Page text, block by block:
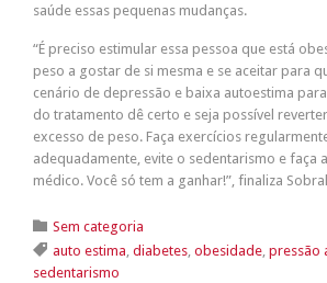
saúde essas pequenas mudanças.
“É preciso estimular essa pessoa que está
peso a gostar de si mesma e se aceitar para
cenário de depressão e baixa autoestima
do tratamento dê certo e seja possível
excesso de peso. Faça exercícios
adequadamente, evite o sedentarismo e faça
médico. Você só tem a ganhar!”, finaliza
 Category
Sem categoria
 Tags
auto estima, diabetes, obesidade, pressão
sedentarismo